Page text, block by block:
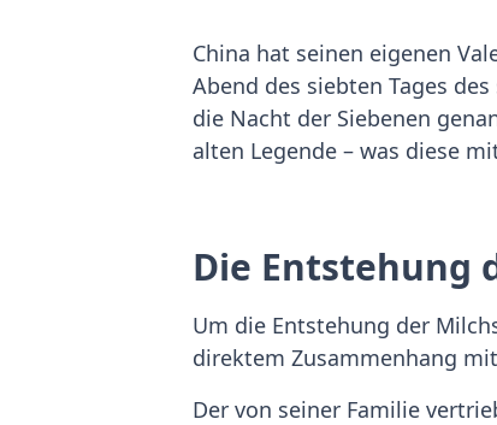
China hat seinen eigenen
Abend des siebten Tages
die Nacht der Siebenen
alten Legende – was diese
Die Entstehung
Um die Entstehung der
direktem Zusammenhang
Der von seiner Familie